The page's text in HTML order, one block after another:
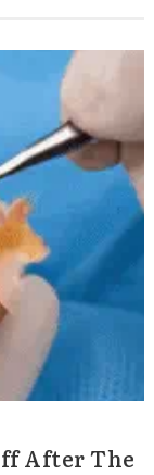
After The